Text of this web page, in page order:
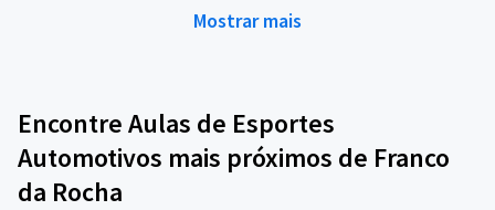
Mostrar mais
Encontre Aulas de Esportes
Automotivos mais próximos de Franco
da Rocha